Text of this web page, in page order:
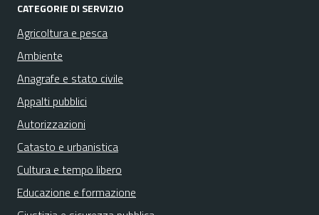
CATEGORIE DI SERVIZIO
Agricoltura e pesca
Ambiente
Anagrafe e stato civile
Appalti pubblici
Autorizzazioni
Catasto e urbanistica
Cultura e tempo libero
Educazione e formazione